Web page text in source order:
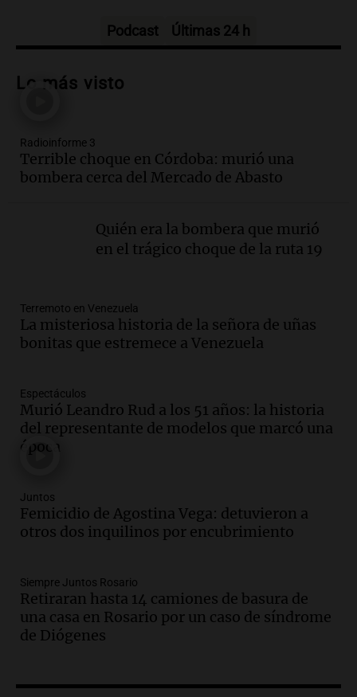
Audio.José Roccuzzo, cortes de carne y
Rosario.
Audio.Luciano Cáceres llega a Córdoba a
presentar “Paraíso”, una obra que
cuestiona certezas masculinas
Inflación: por qué el 2,9% de
julio en CABA no anticipa el dato
Episodios
Audio.Giordano advirtió por el
endeudamiento: "La solución es que
Informados al regreso
Episodios
Audio.Media sanción a la ley de
inviolabilidad: un avance para
Episodios
Audio.Promocionan cortes de cerdo
Viva la Radio Rosario
Episodios
Audio.
Episodios
Podcast Últimas 24 h
Lo más visto
Radioinforme 3
Terrible choque en Córdoba: murió una
bombera cerca del Mercado de Abasto
Quién era la bombera que murió
en el trágico choque de la ruta 19
Terremoto en Venezuela
La misteriosa historia de la señora de uñas
bonitas que estremece a Venezuela
Espectáculos
Murió Leandro Rud a los 51 años: la historia
del representante de modelos que marcó una
época
Juntos
Femicidio de Agostina Vega: detuvieron a
otros dos inquilinos por encubrimiento
Siempre Juntos Rosario
Retiraran hasta 14 camiones de basura de
una casa en Rosario por un caso de síndrome
de Diógenes